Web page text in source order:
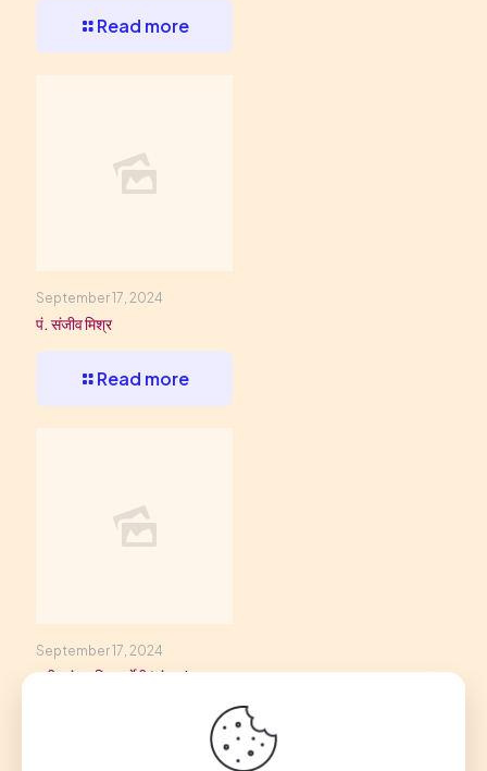
Read more
September 17, 2024
पं. संजीव मिश्र
Read more
September 17, 2024
श्री मयंक मणि चतुर्वेदी ‘चंचल’